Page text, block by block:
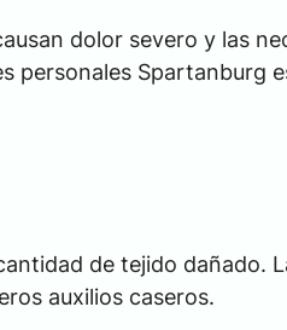
dolor severo y las
personales Spartanburg
de tejido dañado.
auxilios caseros.